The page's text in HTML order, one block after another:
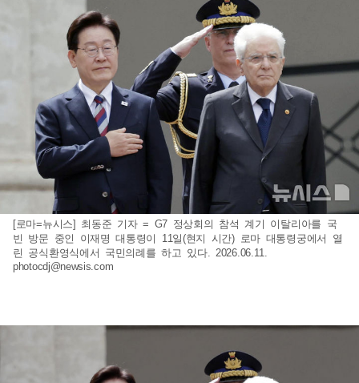
[로마=뉴시스] 최동준 기자 = G7 정상회의 참석 계기 이탈리아를 국
빈 방문 중인 이재명 대통령이 11일(현지 시간) 로마 대통령궁에서 열
린 공식환영식에서 국민의례를 하고 있다. 2026.06.11.
photocdj@newsis.com